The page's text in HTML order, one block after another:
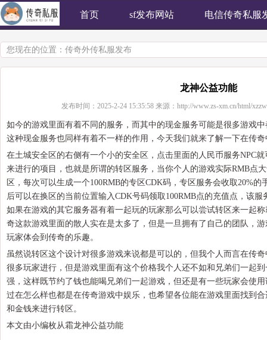
首页 sf发布网站 电信传奇私服
您现在的位置： 传奇外传私服发布
龙神公益功能
发布时间： 2025-2-24 15:35:58来源： http://www.zs-xm.cn/html/
如今的游戏里面有着不同的服务，而其中的现金服务可能是很多游戏
这种现金服务也同样有着不一样的作用，今天我们就来了解一下在传
在土城安全区的右侧有一个小的安全区，点击里面的人民币服务NPC
来进行的项目，也就是所谓的转区服务，当你个人的游戏实际RMB点
区，每次可以生成一个100RMB的专区CDK码，专区服务会收取20%
后可以在换区的当前位置输入CDK号码领取100RMB点的充值点，该
如果在游戏的其它服务器有着一起玩的玩家那么可以尝试转区来一起
奇这款游戏里面的散人实在是太多了，但是一旦拥有了自己的团队，
玩家体会到传奇的乐趣。
虽然说转区这个设计对很多游戏来说都是可以的，但我个人而言在传
很多玩家进行，但是游戏里面有这个价格我个人还不如和兄弟们一起
强，这样既节约了钱也能喝兄弟们一起游戏，但还是有一些玩家会使
过在怎么样也都是在传奇游戏中娱乐，也希望各位能在游戏里面找到
和金钱来进行转区。
本文由小编枚从霜龙神公益功能